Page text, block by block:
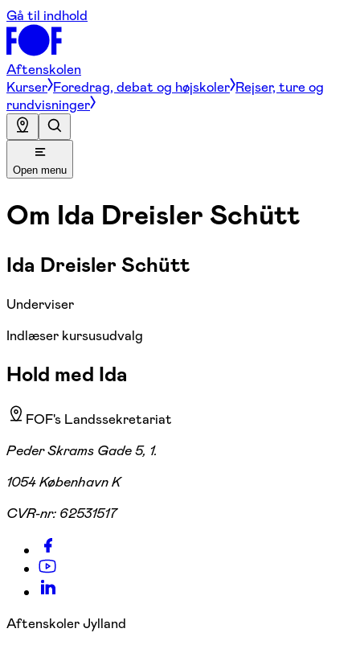
Gå til indhold
Aftenskolen
Kurser Foredrag, debat og højskoler Rejser, ture og
rundvisninger
Open menu
Om Ida Dreisler Schütt
Ida Dreisler Schütt
Underviser
Indlæser kursusudvalg
Hold med Ida
FOF's Landssekretariat
Peder Skrams Gade 5, 1.
1054 København K
CVR-nr: 62531517
Aftenskoler Jylland